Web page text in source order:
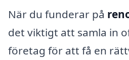
När du funderar på
det viktigt att samla in
företag för att få en